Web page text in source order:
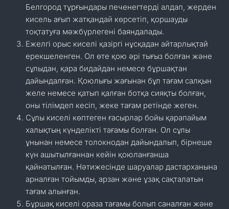
Белгород тұрғындары печенегтерді алдап, жерден
кисель ағып жатқандай көрсетіп, қоршауды
тоқтатуға мәжбүрлегені баяндалады.
Ежелгі орыс киселі қазіргі нұсқадан айтарлықтай
ерекшеленген. Ол өте қою әрі тығыз болған және
сұлыдан, қара бидайдан немесе бұршақтан
дайындалған. Қоюлығы жағынан бұл тағам салқын
желе немесе қатып қалған ботқа сияқты болған,
оны тілімдеп кесіп, жеке тағам ретінде жеген.
Сұлы киселі көптеген ғасырлар бойы қарапайым
халықтың күнделікті тағамы болған. Ол сұлы
ұнынан немесе толокнодан дайындалып, бірнеше
күн ашытылғаннан кейін қоюланғанша
қайнатылған. Нәтижесінде шаруалар дастарханына
арналған тойымды, арзан және ұзақ сақталатын
тағам алынған.
Бұршақ киселі ораза тағамы болып саналған және